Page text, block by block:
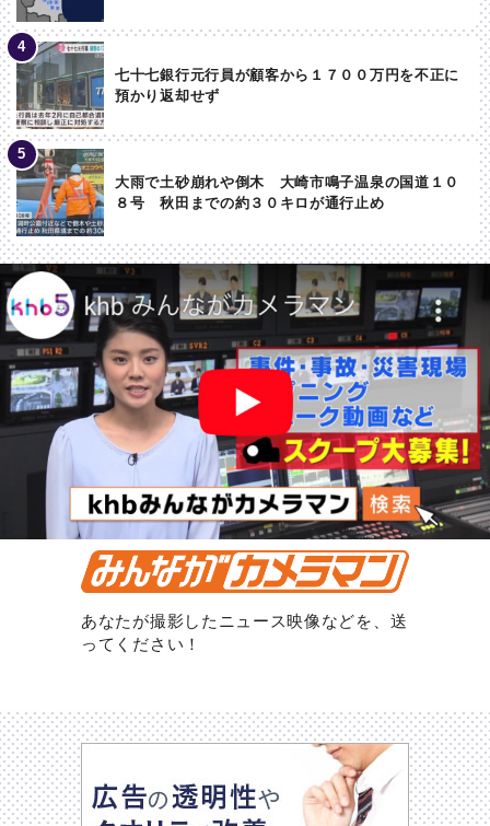
七十七銀行元行員が顧客から１７００万円を不正に
預かり返却せず
大雨で土砂崩れや倒木 大崎市鳴子温泉の国道１０
８号 秋田までの約３０キロが通行止め
あなたが撮影したニュース映像などを、送
ってください！